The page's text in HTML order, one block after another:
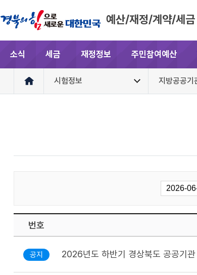
예산/재정/계약/세금
소식 세금 재정정보 주민참여예산
시험정보 지방공공기
번호
공지 2026년도 하반기 경상북도 공공기